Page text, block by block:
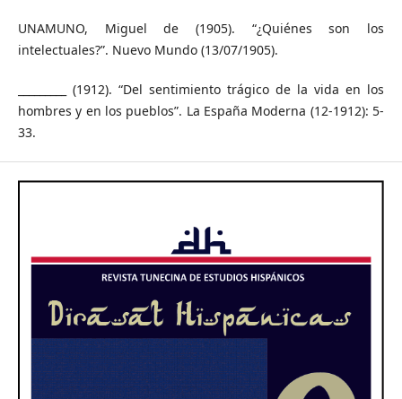
UNAMUNO, Miguel de (1905). “¿Quiénes son los
intelectuales?”. Nuevo Mundo (13/07/1905).
_________ (1912). “Del sentimiento trágico de la vida en los
hombres y en los pueblos”. La España Moderna (12-1912): 5-
33.